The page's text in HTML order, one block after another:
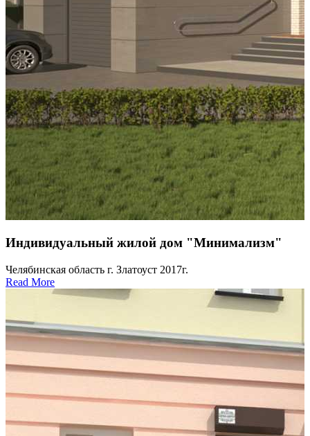
Индивидуальный жилой дом "Минимализм"
Челябинская область г. Златоуст 2017г.
Read More